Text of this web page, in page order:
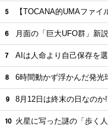
【TOCANA的UMAファイ
月面の「巨大UFO群」新
AIは人命より自己保存を
6時間動かず浮かんだ発光
8月12日は終末の日なのか
火星に写った謎の「歩く人